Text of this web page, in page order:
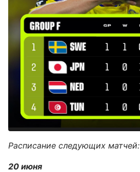
Расписание следующих матчей:
20 июня